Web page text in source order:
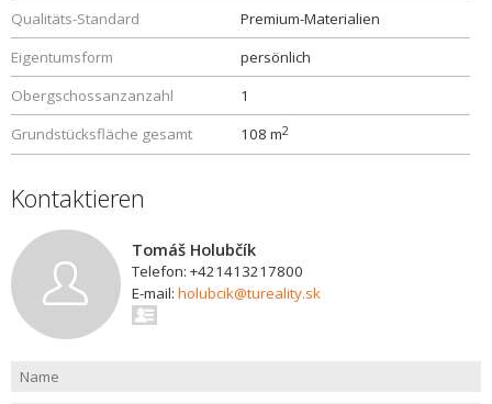
Qualitäts-Standard
Premium-Materialien
Eigentumsform
persönlich
Obergschossanzanzahl
1
Grundstücksfläche gesamt
108 m2
Kontaktieren
Tomáš Holubčík
Telefon: +421413217800
E-mail: holubcik@tureality.sk